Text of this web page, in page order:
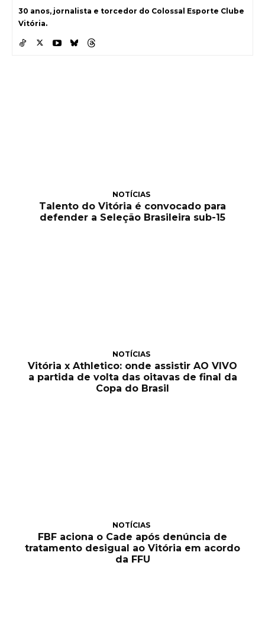
30 anos, jornalista e torcedor do Colossal Esporte Clube
Vitória.
NOTÍCIAS
Talento do Vitória é convocado para
defender a Seleção Brasileira sub-15
NOTÍCIAS
Vitória x Athletico: onde assistir AO VIVO
a partida de volta das oitavas de final da
Copa do Brasil
NOTÍCIAS
FBF aciona o Cade após denúncia de
tratamento desigual ao Vitória em acordo
da FFU